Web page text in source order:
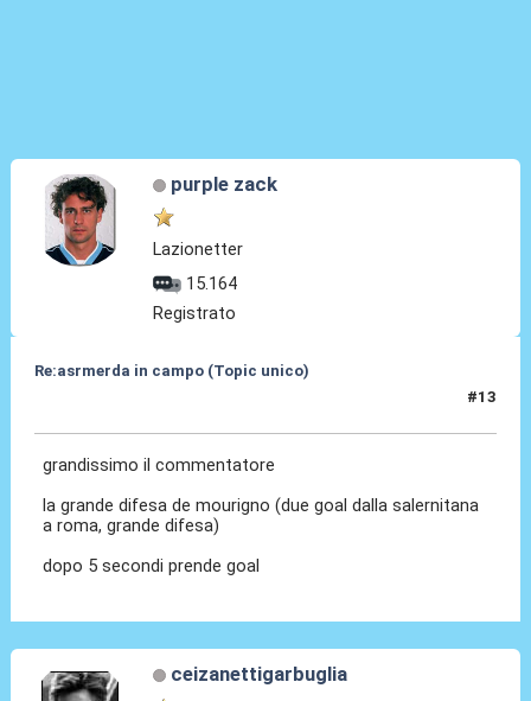
purple zack
Lazionetter
15.164
Registrato
Re:asrmerda in campo (Topic unico)
#13
grandissimo il commentatore
la grande difesa de mourigno (due goal dalla salernitana
a roma, grande difesa)
dopo 5 secondi prende goal
ceizanettigarbuglia